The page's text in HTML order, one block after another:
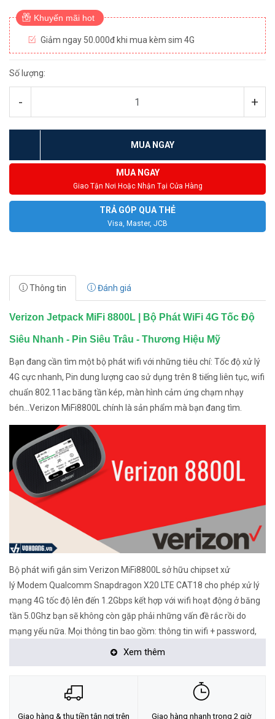
sử dụng trên 8 tiếng liên tục, wifi chuẩn 802.11ac ...
Khuyến mãi hot
Giảm ngay 50.000đ khi mua kèm sim 4G
Số lượng:
- +
MUA NGAY
MUA NGAY
Giao Tận Nơi Hoặc Nhận Tại Cửa Hàng
TRẢ GÓP QUA THẺ
Visa, Master, JCB
Thông tin Đánh giá
Verizon Jetpack MiFi 8800L | Bộ Phát WiFi 4G Tốc Độ
Siêu Nhanh - Pin Siêu Trâu - Thương Hiệu Mỹ
Bạn đang cần tìm một bộ phát wifi với những tiêu chí: Tốc độ xử lý
4G cực nhanh, Pin dung lượng cao sử dụng trên 8 tiếng liên tục, wifi
chuẩn 802.11ac băng tần kép, màn hình cảm ứng chạm nhạy
bén...Verizon MiFi8800L chính là sản phẩm mà bạn đang tìm.
Bộ phát wifi gắn sim Verizon MiFi8800L sở hữu chipset xử
lý Modem Qualcomm Snapdragon X20 LTE CAT18 cho phép xử lý
mạng 4G tốc độ lên đến 1.2Gbps kết hợp với wifi hoạt động ở băng
tần 5.0Ghz bạn sẽ không còn gặp phải những vấn đề rắc rồi do
mạng yếu nữa. Mọi thông tin bao gồm: thông tin wifi + password,
số lượng máy kết nối, tín hiêu sóng nhà mạng, phần trăm pin... đều
Xem thêm
Giao hàng & thu tiền tận nơi trên
Giao hàng nhanh trong 2 giờ